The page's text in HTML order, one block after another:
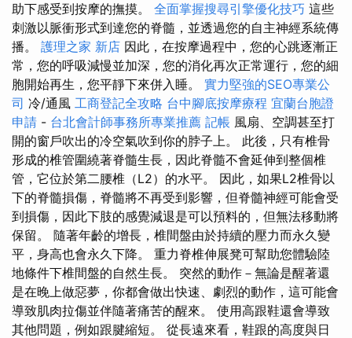
助下感受到按摩的撫摸。 全面掌握搜尋引擎優化技巧 這些
刺激以脈衝形式到達您的脊髓，並透過您的自主神經系統傳
播。 護理之家 新店 因此，在按摩過程中，您的心跳逐漸正
常，您的呼吸減慢並加深，您的消化再次正常運行，您的細
胞開始再生，您平靜下來併入睡。 實力堅強的SEO專業公
司 冷/通風 工商登記全攻略 台中腳底按摩療程 宜蘭台胞證
申請 - 台北會計師事務所專業推薦 記帳 風扇、空調甚至打
開的窗戶吹出的冷空氣吹到你的脖子上。 此後，只有椎骨
形成的椎管圍繞著脊髓生長，因此脊髓不會延伸到整個椎
管，它位於第二腰椎（L2）的水平。 因此，如果L2椎骨以
下的脊髓損傷，脊髓將不再受到影響，但脊髓神經可能會受
到損傷，因此下肢的感覺減退是可以預料的，但無法移動將
保留。 隨著年齡的增長，椎間盤由於持續的壓力而永久變
平，身高也會永久下降。 重力脊椎伸展凳可幫助您體驗陸
地條件下椎間盤的自然生長。 突然的動作－無論是醒著還
是在晚上做惡夢，你都會做出快速、劇烈的動作，這可能會
導致肌肉拉傷並伴隨著痛苦的醒來。 使用高跟鞋還會導致
其他問題，例如跟腱縮短。 從長遠來看，鞋跟的高度與日